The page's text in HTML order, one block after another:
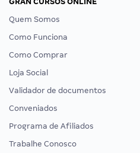
Quem Somos
Como Funciona
Como Comprar
Loja Social
Validador de documentos
Conveniados
Programa de Afiliados
Trabalhe Conosco